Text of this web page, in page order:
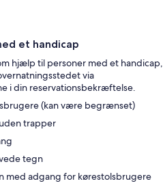
et handicap
hjælp til personer med et handicap,
via
i din reservationsbekræftelse.
(kan være begrænset)
trapper
tegn
med adgang for kørestolsbrugere